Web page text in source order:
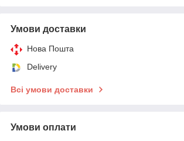
Умови доставки
Нова Пошта
Delivery
Всі умови доставки
Умови оплати